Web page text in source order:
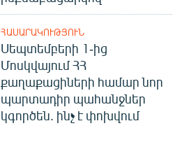
ՀԱՍԱՐԱԿՈՒԹՅՈՒՆ
Սեպտեմբերի 1-ից
Մոսկվայում ՀՀ
քաղաքացիների համար նոր
պարտադիր պահանջներ
կգործեն. ինչ է փոխվում